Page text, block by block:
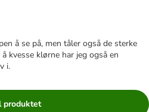
å se på, men tåler også de sterke
kvesse klørne har jeg også en
i.
produktet